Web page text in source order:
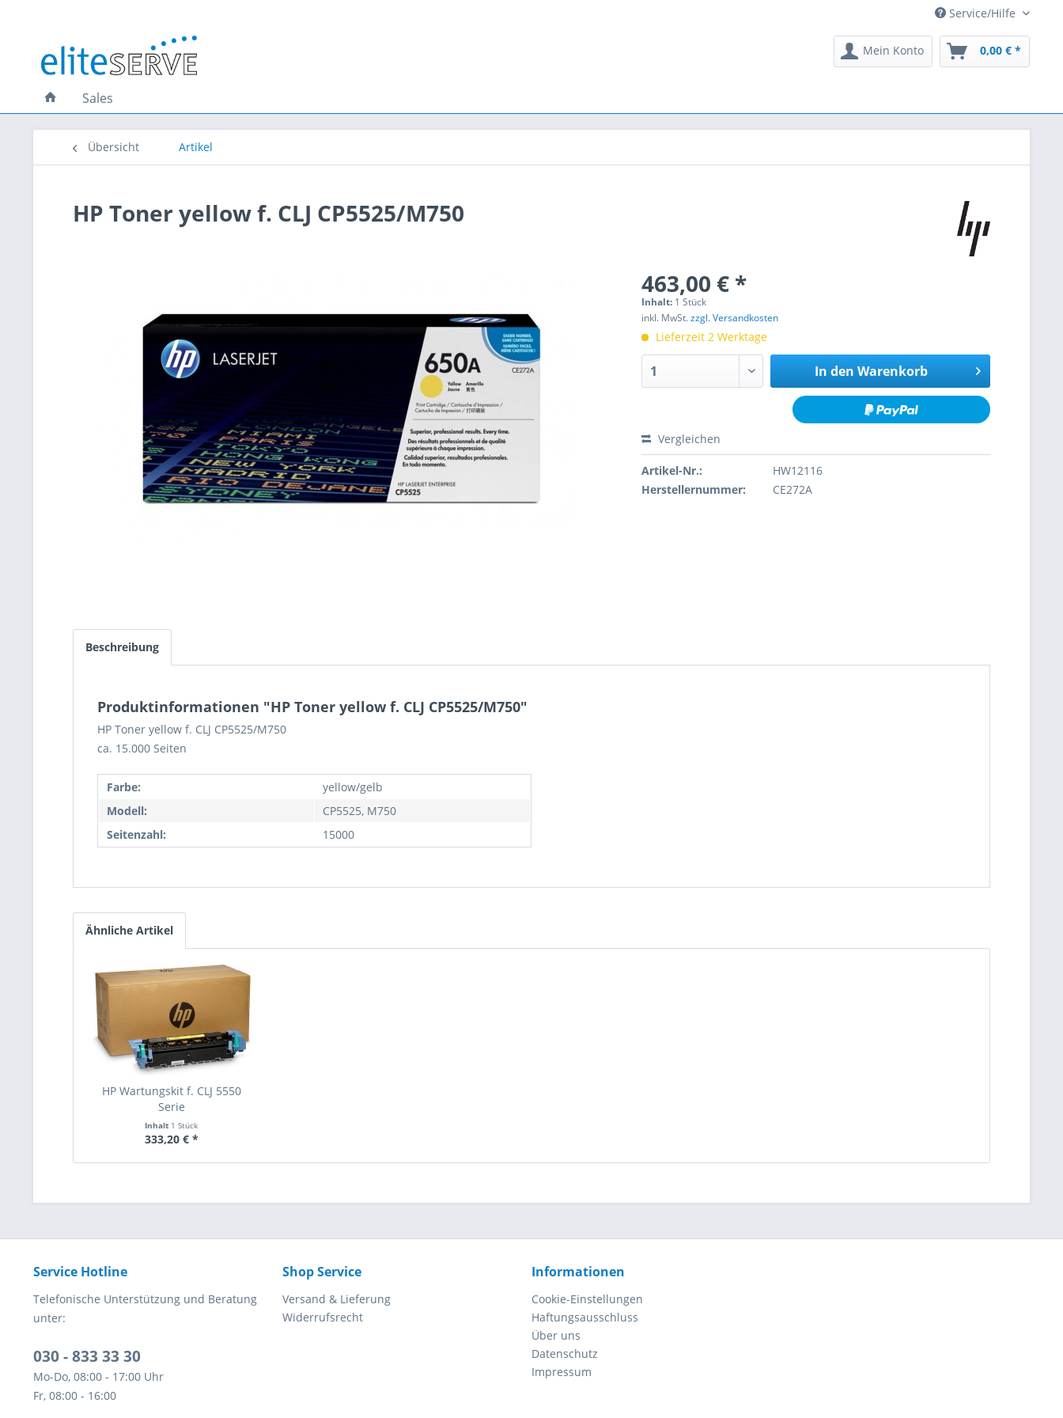
Service/Hilfe
Mein Konto 0,00 € *
Sales
Übersicht Artikel
HP Toner yellow f. CLJ CP5525/M750
463,00 € *
Inhalt: 1 Stück
inkl. MwSt.zzgl. Versandkosten
Lieferzeit 2 Werktage
In den Warenkorb
Vergleichen
Artikel-Nr.:
HW12116
Herstellernummer:
CE272A
Beschreibung
Produktinformationen "HP Toner yellow f. CLJ CP5525/M750"
HP Toner yellow f. CLJ CP5525/M750
ca. 15.000 Seiten
Farbe:
yellow/gelb
Modell:
CP5525, M750
Seitenzahl:
15000
Ähnliche Artikel
HP Wartungskit f. CLJ 5550
Serie
Inhalt 1 Stück
333,20 € *
Service Hotline
Telefonische Unterstützung und Beratung
unter:
030 - 833 33 30
Mo-Do, 08:00 - 17:00 Uhr
Fr, 08:00 - 16:00
Shop Service
Versand & Lieferung
Widerrufsrecht
Informationen
Cookie-Einstellungen
Haftungsausschluss
Über uns
Datenschutz
Impressum